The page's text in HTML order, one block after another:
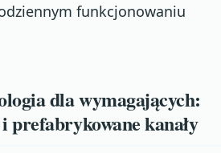
funkcjonowaniu
dla wymagających:
prefabrykowane kanały